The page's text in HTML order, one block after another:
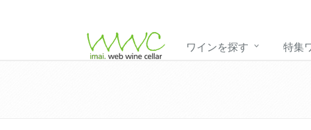
ワインを探す 特集